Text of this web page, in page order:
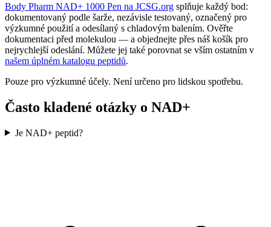
Body Pharm NAD+ 1000 Pen na JCSG.org splňuje každý bod:
dokumentovaný podle šarže, nezávisle testovaný, označený pro
výzkumné použití a odesílaný s chladovým balením. Ověřte
dokumentaci před molekulou — a objednejte přes náš košík pro
nejrychlejší odeslání. Můžete jej také porovnat se vším ostatním v
našem úplném katalogu peptidů.
Pouze pro výzkumné účely. Není určeno pro lidskou spotřebu.
Často kladené otázky o NAD+
Je NAD+ peptid?